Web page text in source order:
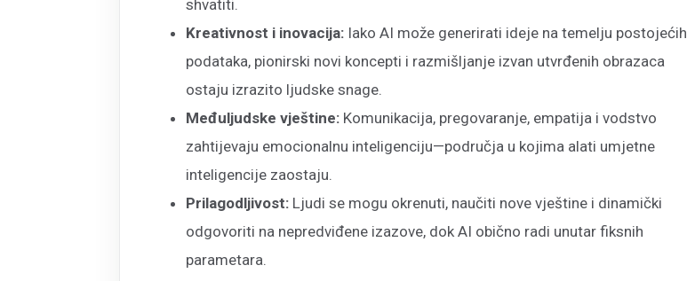
shvatiti.
Kreativnost i inovacija: Iako AI može generirati ideje na temelju postojećih
podataka, pionirski novi koncepti i razmišljanje izvan utvrđenih obrazaca
ostaju izrazito ljudske snage.
Međuljudske vještine: Komunikacija, pregovaranje, empatija i vodstvo
zahtijevaju emocionalnu inteligenciju—područja u kojima alati umjetne
inteligencije zaostaju.
Prilagodljivost: Ljudi se mogu okrenuti, naučiti nove vještine i dinamički
odgovoriti na nepredviđene izazove, dok AI obično radi unutar fiksnih
parametara.